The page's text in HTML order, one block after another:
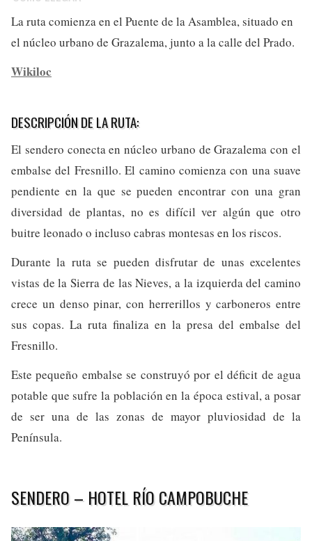
La ruta comienza en el Puente de la Asamblea, situado en
el núcleo urbano de Grazalema, junto a la calle del Prado.
Wikiloc
DESCRIPCIÓN DE LA RUTA:
El sendero conecta en núcleo urbano de Grazalema con el
embalse del Fresnillo. El camino comienza con una suave
pendiente en la que se pueden encontrar con una gran
diversidad de plantas, no es difícil ver algún que otro
buitre leonado o incluso cabras montesas en los riscos.
Durante la ruta se pueden disfrutar de unas excelentes
vistas de la Sierra de las Nieves, a la izquierda del camino
crece un denso pinar, con herrerillos y carboneros entre
sus copas. La ruta finaliza en la presa del embalse del
Fresnillo.
Este pequeño embalse se construyó por el déficit de agua
potable que sufre la población en la época estival, a posar
de ser una de las zonas de mayor pluviosidad de la
Península.
SENDERO – HOTEL RÍO CAMPOBUCHE